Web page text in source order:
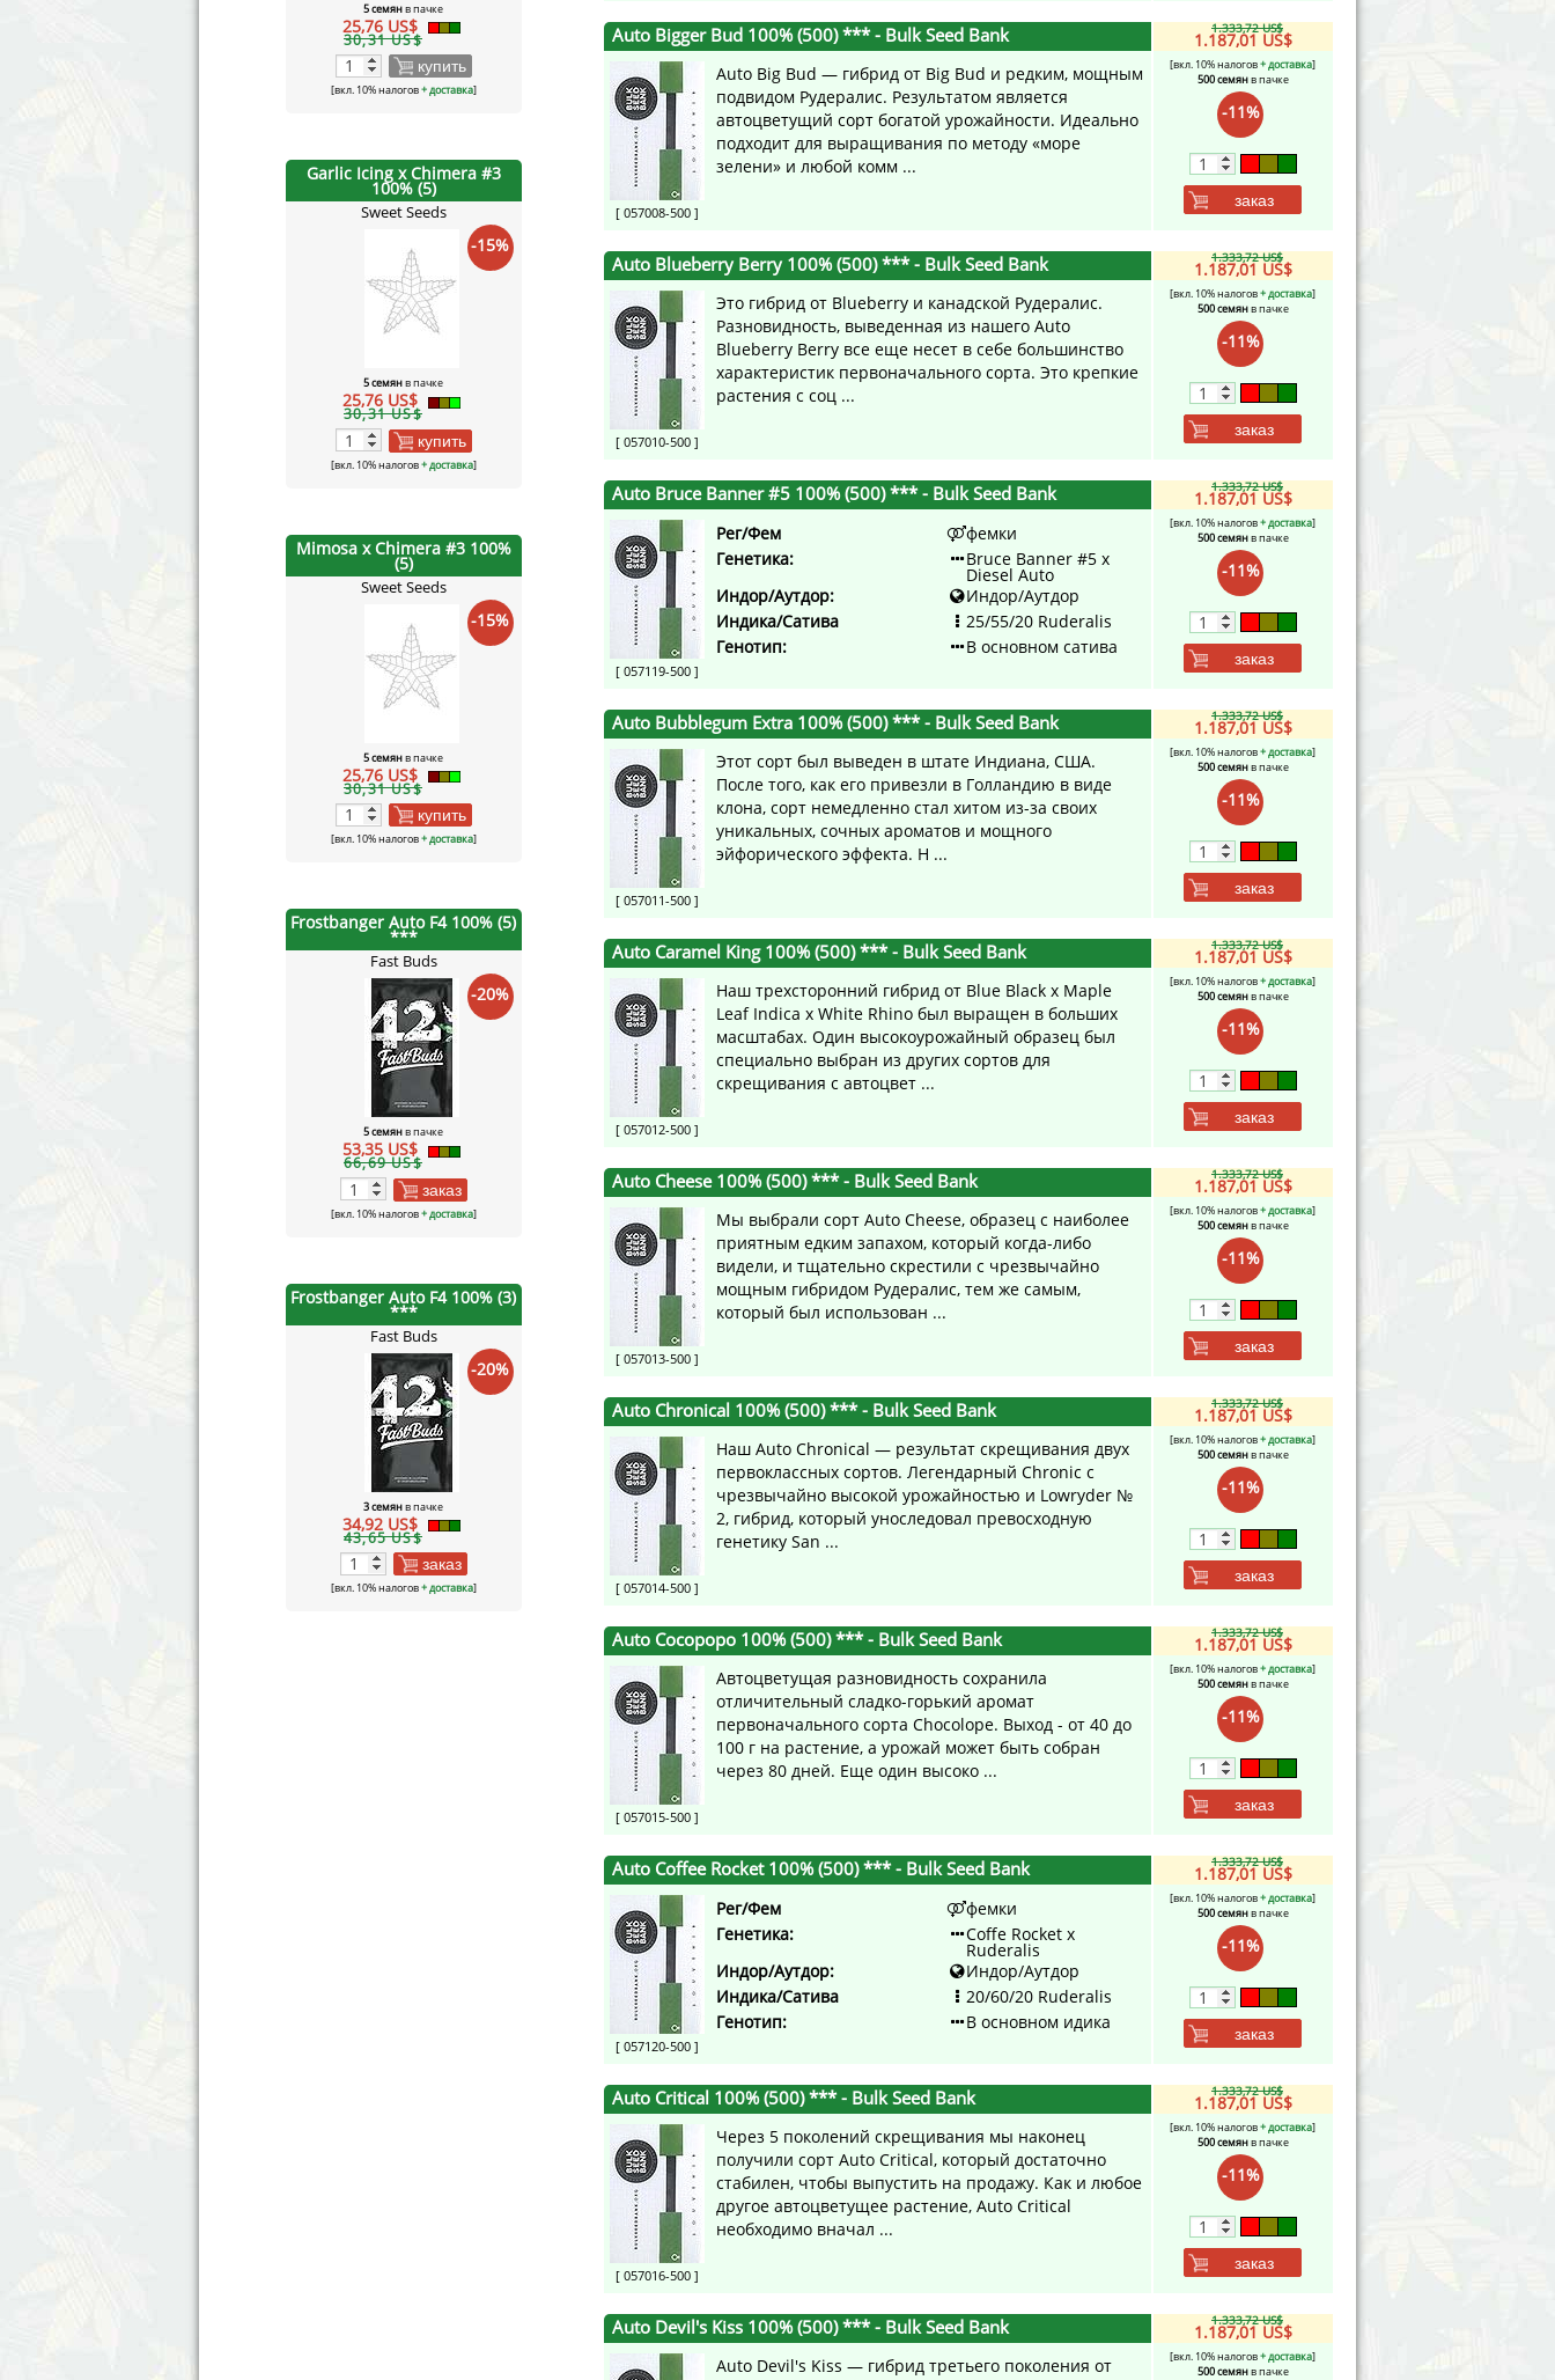
5 семянв пачке
25,76 US$
30,31 US$
купить
[вкл. 10% налогов+ доставка]
Garlic Icing x Chimera #3
100% (5)
Sweet Seeds
-15%
5 семянв пачке
25,76 US$
30,31 US$
купить
[вкл. 10% налогов+ доставка]
Mimosa x Chimera #3 100%
(5)
Sweet Seeds
-15%
5 семянв пачке
25,76 US$
30,31 US$
купить
[вкл. 10% налогов+ доставка]
Frostbanger Auto F4 100% (5)
***
Fast Buds
-20%
5 семянв пачке
53,35 US$
66,69 US$
заказ
[вкл. 10% налогов+ доставка]
Frostbanger Auto F4 100% (3)
***
Fast Buds
-20%
3 семянв пачке
34,92 US$
43,65 US$
заказ
[вкл. 10% налогов+ доставка]
Auto Bigger Bud 100% (500) ***- Bulk Seed Bank
[ 057008-500 ]
Auto Big Bud — гибрид от Big Bud и редким, мощным
подвидом Рудералис. Результатом является
автоцветущий сорт богатой урожайности. Идеально
подходит для выращивания по методу «море
зелени» и любой комм ...
1.333,72 US$
1.187,01 US$
[вкл. 10% налогов+ доставка]
500 семянв пачке
-11%
заказ
Auto Blueberry Berry 100% (500) ***- Bulk Seed Bank
[ 057010-500 ]
Это гибрид от Blueberry и канадской Рудералис.
Разновидность, выведенная из нашего Auto
Blueberry Berry все еще несет в себе большинство
характеристик первоначального сорта. Это крепкие
растения с соц ...
1.333,72 US$
1.187,01 US$
[вкл. 10% налогов+ доставка]
500 семянв пачке
-11%
заказ
Auto Bruce Banner #5 100% (500) ***- Bulk Seed Bank
[ 057119-500 ]
Рег/Фем
фемки
Генетика:
Bruce Banner #5 x
Diesel Auto
Индор/Аутдор:
Индор/Аутдор
Индика/Сатива
25/55/20 Ruderalis
Генотип:
В основном сатива
1.333,72 US$
1.187,01 US$
[вкл. 10% налогов+ доставка]
500 семянв пачке
-11%
заказ
Auto Bubblegum Extra 100% (500) ***- Bulk Seed Bank
[ 057011-500 ]
Этот сорт был выведен в штате Индиана, США.
После того, как его привезли в Голландию в виде
клона, сорт немедленно стал хитом из-за своих
уникальных, сочных ароматов и мощного
эйфорического эффекта. Н ...
1.333,72 US$
1.187,01 US$
[вкл. 10% налогов+ доставка]
500 семянв пачке
-11%
заказ
Auto Caramel King 100% (500) ***- Bulk Seed Bank
[ 057012-500 ]
Наш трехсторонний гибрид от Blue Black x Maple
Leaf Indica x White Rhino был выращен в больших
масштабах. Один высокоурожайный образец был
специально выбран из других сортов для
скрещивания с автоцвет ...
1.333,72 US$
1.187,01 US$
[вкл. 10% налогов+ доставка]
500 семянв пачке
-11%
заказ
Auto Cheese 100% (500) ***- Bulk Seed Bank
[ 057013-500 ]
Мы выбрали сорт Auto Cheese, образец с наиболее
приятным едким запахом, который когда-либо
видели, и тщательно скрестили с чрезвычайно
мощным гибридом Рудералис, тем же самым,
который был использован ...
1.333,72 US$
1.187,01 US$
[вкл. 10% налогов+ доставка]
500 семянв пачке
-11%
заказ
Auto Chronical 100% (500) ***- Bulk Seed Bank
[ 057014-500 ]
Наш Auto Chronical — результат скрещивания двух
первоклассных сортов. Легендарный Chronic с
чрезвычайно высокой урожайностью и Lowryder №
2, гибрид, который уноследовал превосходную
генетику San ...
1.333,72 US$
1.187,01 US$
[вкл. 10% налогов+ доставка]
500 семянв пачке
-11%
заказ
Auto Cocopopo 100% (500) ***- Bulk Seed Bank
[ 057015-500 ]
Автоцветущая разновидность сохранила
отличительный сладко-горький аромат
первоначального сорта Chocolope. Выход - от 40 до
100 г на растение, а урожай может быть собран
через 80 дней. Еще один высоко ...
1.333,72 US$
1.187,01 US$
[вкл. 10% налогов+ доставка]
500 семянв пачке
-11%
заказ
Auto Coffee Rocket 100% (500) ***- Bulk Seed Bank
[ 057120-500 ]
Рег/Фем
фемки
Генетика:
Coffe Rocket x
Ruderalis
Индор/Аутдор:
Индор/Аутдор
Индика/Сатива
20/60/20 Ruderalis
Генотип:
В основном идика
1.333,72 US$
1.187,01 US$
[вкл. 10% налогов+ доставка]
500 семянв пачке
-11%
заказ
Auto Critical 100% (500) ***- Bulk Seed Bank
[ 057016-500 ]
Через 5 поколений скрещивания мы наконец
получили сорт Auto Critical, который достаточно
стабилен, чтобы выпустить на продажу. Как и любое
другое автоцветущее растение, Auto Critical
необходимо вначал ...
1.333,72 US$
1.187,01 US$
[вкл. 10% налогов+ доставка]
500 семянв пачке
-11%
заказ
Auto Devil's Kiss 100% (500) ***- Bulk Seed Bank
Auto Devil's Kiss — гибрид третьего поколения от
1.333,72 US$
1.187,01 US$
[вкл. 10% налогов+ доставка]
500 семянв пачке